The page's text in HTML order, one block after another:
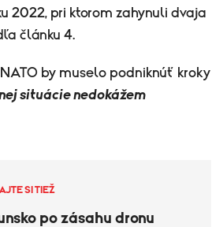
2022, pri ktorom zahynuli dvaja
článku 4.
by muselo podniknúť kroky
situácie nedokážem
SI TIEŽ
po zásahu dronu